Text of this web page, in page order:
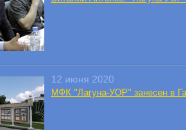
12 июня 2020
МФК "Лагуна-УОР" занесен в